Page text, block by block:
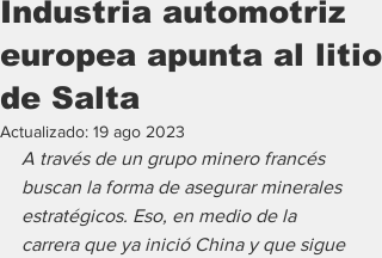
Industria automotriz
europea apunta al litio
de Salta
Actualizado: 19 ago 2023
A través de un grupo minero francés
buscan la forma de asegurar minerales
estratégicos. Eso, en medio de la
carrera que ya inició China y que sigue